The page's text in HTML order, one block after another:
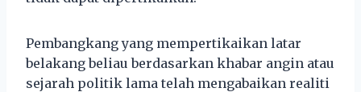
Pembangkang yang mempertikaikan latar
belakang beliau berdasarkan khabar angin atau
sejarah politik lama telah mengabaikan realiti